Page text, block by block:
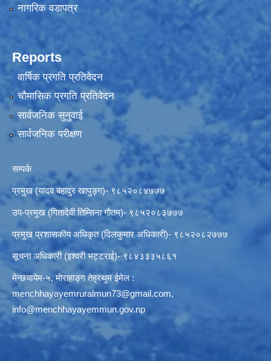
नागरिक वडापत्र
Reports
वार्षिक प्रगति प्रतिवेदन
चौमासिक प्रगति प्रतिवेदन
सार्वजनिक सुनुवाई
सार्वजनिक परीक्षण
सम्पर्क
प्रमुख (यादव बहादुर खापुङ्ग)- ९८५२०८४७७७
उप-प्रमुख (गितादेवी तिम्सिना गाैतम)- ९८५२०८३७७७
प्रमुख प्रशासकीय अधिकृत (दिलकुमार अधिकारी)- ९८५२०८२७७७
सूचना अधिकारी (इश्वरी भट्टराई)- ९८४३३३५८६१
मेन्छयायेम-५, माेराहाङ्ग तेह्रथुम ईमेल :
menchhayayemruralmun73@gmail.com,
info@menchhayayemmun.gov.np